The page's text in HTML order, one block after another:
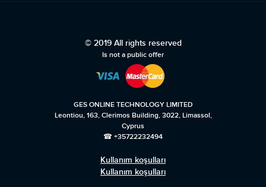
© 2019 All rights reserved
Is not a public offer
GES ONLINE TECHNOLOGY LIMITED
Leontiou, 163, Clerimos Building, 3022, Limassol,
Cyprus
☎ +35722232494
Kullanım koşulları
Kullanım koşulları